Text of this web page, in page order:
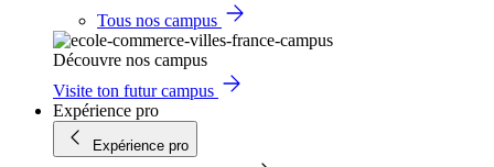
Tous nos campus
Découvre nos campus
Visite ton futur campus
Expérience pro
Expérience pro